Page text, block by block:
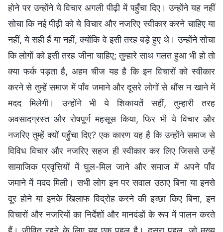
होने पर उन्होंने ये विचार अगली पीढ़ी में पहुँचा दिए। उन्होंने यह नहीं
सोचा कि नई पीढ़ी को ये विचार और नजरिए स्वीकार करने चाहिए या
नहीं, ये सही हैं या नहीं, क्योंकि वे इसी तरह बड़े हुए थे। उन्होंने सोचा
कि लोगों को इसी तरह जीना चाहिए; तुम्हारे साथ गलत हुआ भी हो तो
क्या फर्क पड़ता है, अहम चीज यह है कि इन विचारों को स्वीकार
करने से तुम्हें समाज में पाँव जमाने और दूसरे लोगों से धौंस न खाने में
मदद मिलेगी। उन्होंने भी ये शिकायतें सहीं, तुम्हारी तरह
अवसादग्रस्त और रोषपूर्ण महसूस किया, फिर भी ये विचार और
नजरिए तुम्हें क्यों पहुँचा दिए? एक कारण यह है कि उन्होंने समाज से
विविध विचार और नजरिए सहज ही स्वीकार कर लिए जिससे उन्हें
सामाजिक प्रवृत्तियों में घुल-मिल जाने और समाज में अपने पाँव
जमाने में मदद मिली। सभी लोग इन पर सवाल उठाए बिना या इनसे
दूर होने या इनके खिलाफ विद्रोह करने की इच्छा किए बिना, इन
विचारों और नजरियों का निर्देशों और मानदंडों के रूप में पालन करते